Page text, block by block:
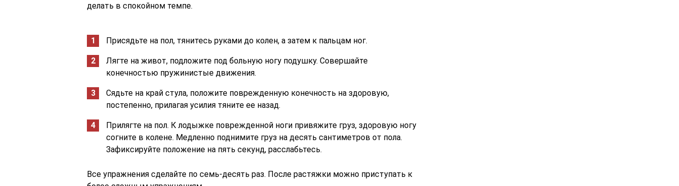
делать в спокойном темпе.
Присядьте на пол, тянитесь руками до колен, а затем к пальцам ног.
Лягте на живот, подложите под больную ногу подушку. Совершайте
конечностью пружинистые движения.
Сядьте на край стула, положите поврежденную конечность на здоровую,
постепенно, прилагая усилия тяните ее назад.
Прилягте на пол. К лодыжке поврежденной ноги привяжите груз, здоровую ногу
согните в колене. Медленно поднимите груз на десять сантиметров от пола.
Зафиксируйте положение на пять секунд, расслабьтесь.
Все упражнения сделайте по семь-десять раз. После растяжки можно приступать к